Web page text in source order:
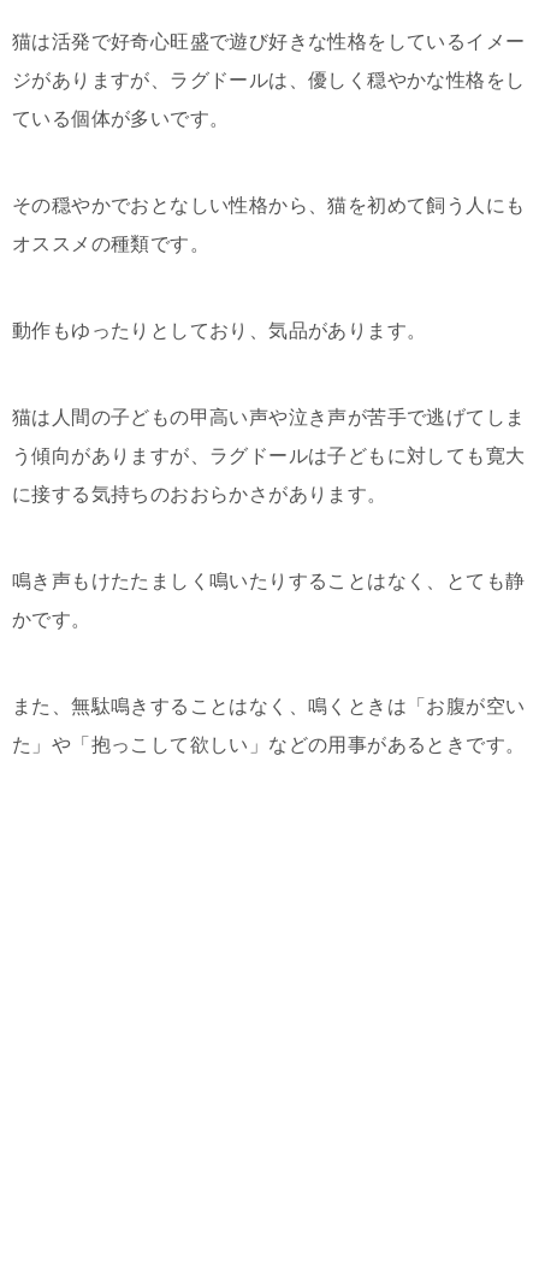
猫は活発で好奇心旺盛で遊び好きな性格をしているイメー
ジがありますが、ラグドールは、優しく穏やかな性格をし
ている個体が多いです。
その穏やかでおとなしい性格から、猫を初めて飼う人にも
オススメの種類です。
動作もゆったりとしており、気品があります。
猫は人間の子どもの甲高い声や泣き声が苦手で逃げてしま
う傾向がありますが、ラグドールは子どもに対しても寛大
に接する気持ちのおおらかさがあります。
鳴き声もけたたましく鳴いたりすることはなく、とても静
かです。
また、無駄鳴きすることはなく、鳴くときは「お腹が空い
た」や「抱っこして欲しい」などの用事があるときです。